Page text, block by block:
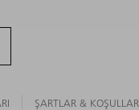
ŞARTLAR & KOŞULLAR